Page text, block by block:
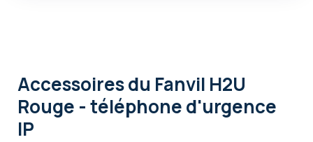
Accessoiresdu Fanvil H2U
Rouge - téléphone d'urgence
IP